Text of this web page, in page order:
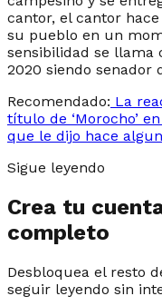
cantor, el cantor
su pueblo en un
sensibilidad se llama
2020 siendo senador
Recomendado: La
título de ‘Morocho’
que le dijo hace
Sigue leyendo
Crea tu
completo
Desbloquea el resto
seguir leyendo sin